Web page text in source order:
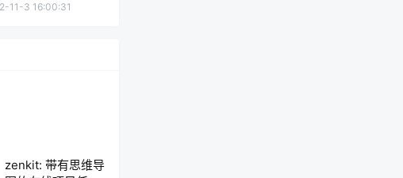
11-3 16:00:31
zenkit: 带有思维导